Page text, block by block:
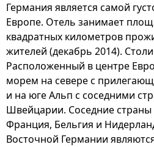
Германия является самой
Европе. Отель занимает
квадратных километров
жителей (декабрь 2014).
Расположенный в центре
морем на севере с
и на юге Альп с соседними
Швейцарии. Соседние страны
Франция, Бельгия и
Восточной Германии